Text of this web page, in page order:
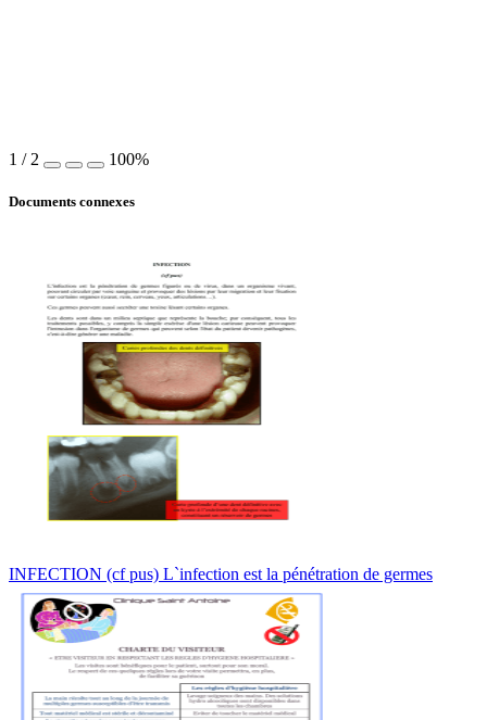
1 / 2 100%
Documents connexes
INFECTION (cf pus) L`infection est la pénétration de germes